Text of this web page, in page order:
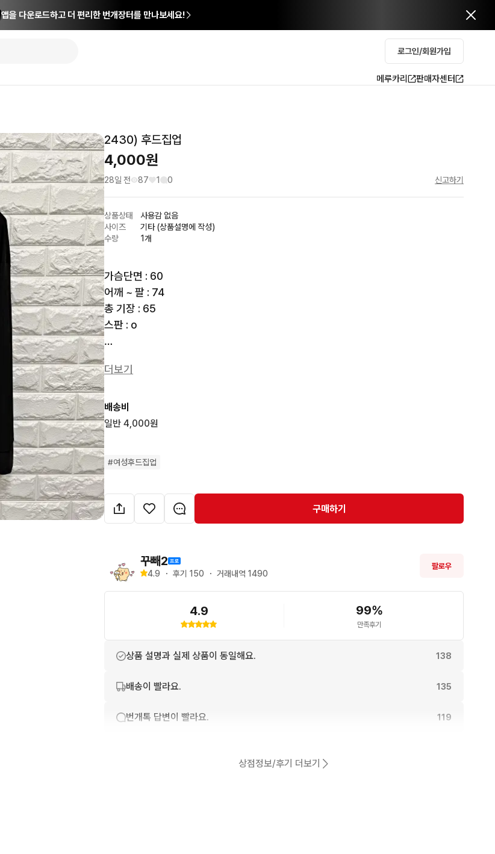
앱을 다운로드하고 더 편리한 번개장터를 만나보세요!
로그인/회원가입
메루카리 판매자센터
2430) 후드집업
4,000원
28일 전 87 1 0 신고하기
상품상태
사용감 없음
사이즈
기타 (상품설명에 작성)
수량
1개
가슴단면 : 60
어깨 ~ 팔 : 74
총 기장 : 65
스판 : o
★택배비 선불 4000원, 도서산간지역 7000원
★4만원 이상 구매시 무료배송
★결제 후 3일간 보관 가능(이미 구매하신 보관물품 절대 취소 X)
★사이즈 관련해서는 실측사이즈 참고
★최대한 사전 검수를 거치지만 구제 특성상 미세한 오염등의 하자가 있을 수 있음 예
더보기
배송비
일반 4,000원
#여성후드집업
구매하기
꾸빼2
4.9 ・ 후기 150 ・ 거래내역 1490
팔로우
4.9 99%
만족후기
상품 설명과 실제 상품이 동일해요. 138
배송이 빨라요. 135
번개톡 답변이 빨라요. 119
상점정보/후기 더보기